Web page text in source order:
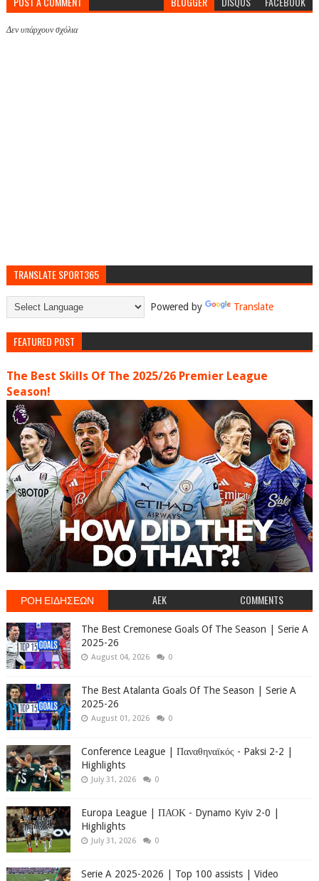
Δεν υπάρχουν σχόλια
TRANSLATE SPORT365
Powered by Translate
FEATURED POST
The Best Skills Of The 2025/26 Premier League
Season!
ΡΟΗ ΕΙΔΗΣΕΩΝ AEK COMMENTS
The Best Cremonese Goals Of The Season | Serie A
2025-26
August 04, 2026 0
The Best Atalanta Goals Of The Season | Serie A
2025-26
August 01, 2026 0
Conference League | Παναθηναϊκός - Paksi 2-2 |
Highlights
July 31, 2026 0
Europa League | ΠΑΟΚ - Dynamo Kyiv 2-0 |
Highlights
July 31, 2026 0
Serie A 2025-2026 | Top 100 assists | Video